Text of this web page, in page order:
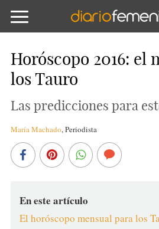
Horóscopo 2016: el
los Tauro
Las predicciones para
María Machado,Periodista
En este artículo
El horóscopo mensual para los